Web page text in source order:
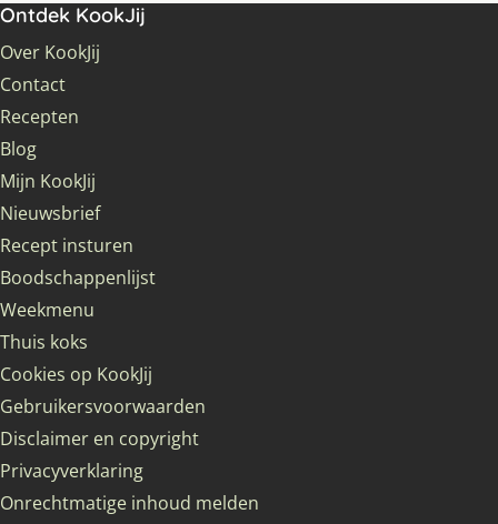
Ontdek KookJij
Over KookJij
Contact
Recepten
Blog
Mijn KookJij
Nieuwsbrief
Recept insturen
Boodschappenlijst
Weekmenu
Thuis koks
Cookies op KookJij
Gebruikersvoorwaarden
Disclaimer en copyright
Privacyverklaring
Onrechtmatige inhoud melden